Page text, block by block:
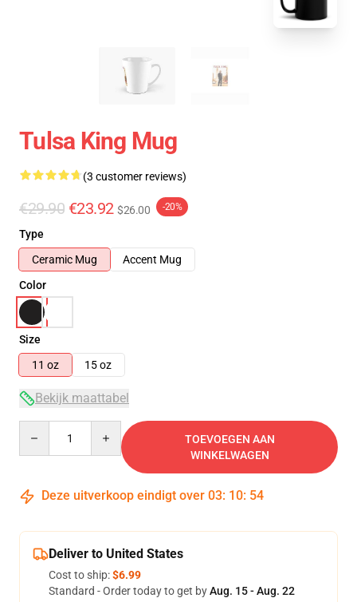
Tulsa King Mug
(3 customer reviews)
€29.90 €23.92 $26.00 -20%
Type
Ceramic Mug
Accent Mug
Color
Size
11 oz
15 oz
Bekijk maattabel
TOEVOEGEN AAN
WINKELWAGEN
Deze uitverkoop eindigt over 03: 10: 54
Deliver to United States
Cost to ship:$6.99
Standard - Order today to get byAug. 15 - Aug. 22